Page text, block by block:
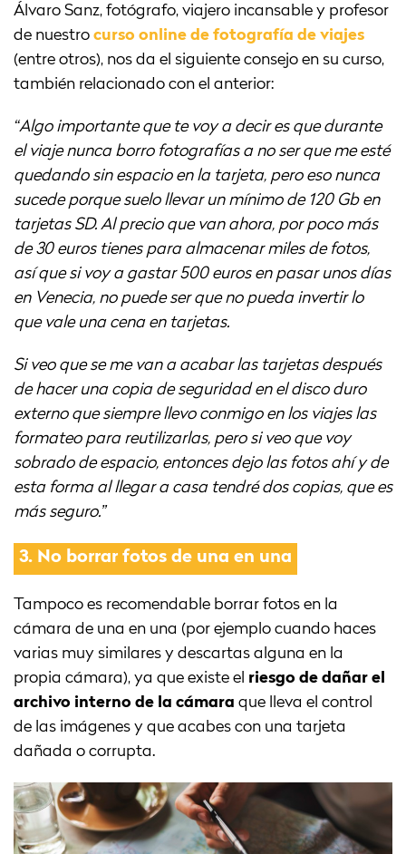
Álvaro Sanz, fotógrafo, viajero incansable y profesor
de nuestro curso online de fotografía de viajes
(entre otros), nos da el siguiente consejo en su curso,
también relacionado con el anterior:
“Algo importante que te voy a decir es que durante
el viaje nunca borro fotografías a no ser que me esté
quedando sin espacio en la tarjeta, pero eso nunca
sucede porque suelo llevar un mínimo de 120 Gb en
tarjetas SD. Al precio que van ahora, por poco más
de 30 euros tienes para almacenar miles de fotos,
así que si voy a gastar 500 euros en pasar unos días
en Venecia, no puede ser que no pueda invertir lo
que vale una cena en tarjetas.
Si veo que se me van a acabar las tarjetas después
de hacer una copia de seguridad en el disco duro
externo que siempre llevo conmigo en los viajes las
formateo para reutilizarlas, pero si veo que voy
sobrado de espacio, entonces dejo las fotos ahí y de
esta forma al llegar a casa tendré dos copias, que es
más seguro.”
3. No borrar fotos de una en una
Tampoco es recomendable borrar fotos en la
cámara de una en una (por ejemplo cuando haces
varias muy similares y descartas alguna en la
propia cámara), ya que existe el riesgo de dañar el
archivo interno de la cámara que lleva el control
de las imágenes y que acabes con una tarjeta
dañada o corrupta.